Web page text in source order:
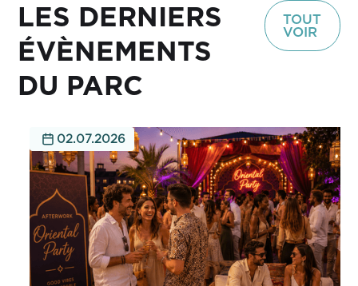
LES DERNIERS
ÉVÈNEMENTS
DU PARC
TOUT
VOIR
02.07.2026